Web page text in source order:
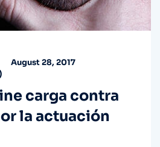
August 28, 2017
carga contra
la actuación